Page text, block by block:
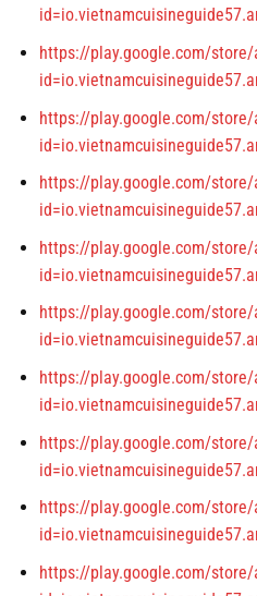
https://play.google.com/
https://play.google.com/
https://play.google.com/
https://play.google.com/
https://play.google.com/
https://play.google.com/
https://play.google.com/
https://play.google.com/
https://play.google.com/